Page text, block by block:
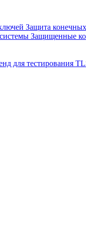
Защита
Защищенные
для тестирования